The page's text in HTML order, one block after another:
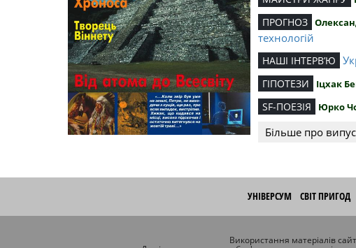
ПРОГНОЗ
технологій
НАШІ ІНТЕРВ’Ю
ГІПОТЕЗИ Іцхак
SF-ПОЕЗІЯ Юрко
Більше про
УНІВЕРСУМ СВІТ ПРИГОД
Використання матеріалів